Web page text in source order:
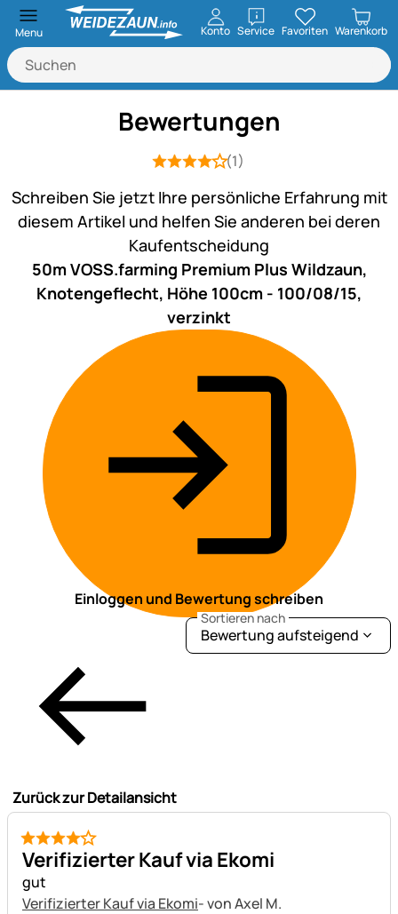
Menu Konto ServiceöffnenFavoriten Warenkorb
Bewertungen
Bewertung: 4 von 5 (1 Bewertungen)
1 Bewertung(1)
Schreiben Sie jetzt Ihre persönliche Erfahrung mit
diesem Artikel und helfen Sie anderen bei deren
Kaufentscheidung
50m VOSS.farming Premium Plus Wildzaun,
Knotengeflecht, Höhe 100cm - 100/08/15,
verzinkt
Einloggen und Bewertung schreiben
Zurück zur Detailansicht
Sortieren nach
Bewertung aufsteigend
4 von 5
Verifizierter Kauf via Ekomi
gut
Verifizierter Kauf via Ekomi- von Axel M.